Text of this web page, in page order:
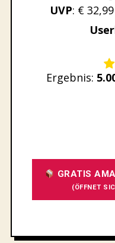
UVP: € 32,99
Rate this item:
Ergebnis:
GRATIS
(ÖFFNET